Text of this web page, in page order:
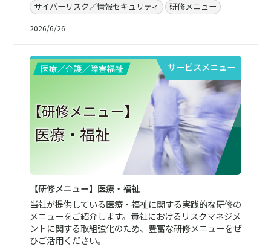
サイバーリスク／情報セキュリティ
研修メニュー
2026/6/26
サービスメニュー
【研修メニュー】医療・福祉
当社が提供している医療・福祉に関する実践的な研修の
メニューをご紹介します。貴社におけるリスクマネジメ
ントに関する取組強化のため、豊富な研修メニューをぜ
ひご活用ください。